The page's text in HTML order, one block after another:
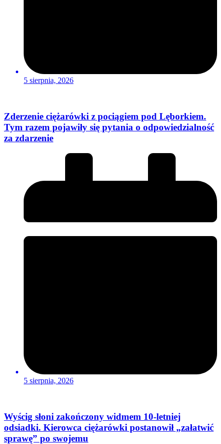
5 sierpnia, 2026
Zderzenie ciężarówki z pociągiem pod Lęborkiem.
Tym razem pojawiły się pytania o odpowiedzialność
za zdarzenie
5 sierpnia, 2026
Wyścig słoni zakończony widmem 10-letniej
odsiadki. Kierowca ciężarówki postanowił „załatwić
sprawę” po swojemu